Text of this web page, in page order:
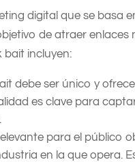
digital que se basa
de atraer enlaces
bait incluyen:
debe ser único y
es clave para
para el público
en la que opera.